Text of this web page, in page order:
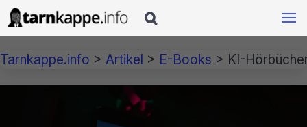

Tarnkappe.info > Artikel > E-Books > KI-